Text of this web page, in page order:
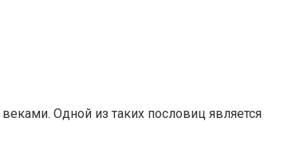
Одной из таких пословиц является